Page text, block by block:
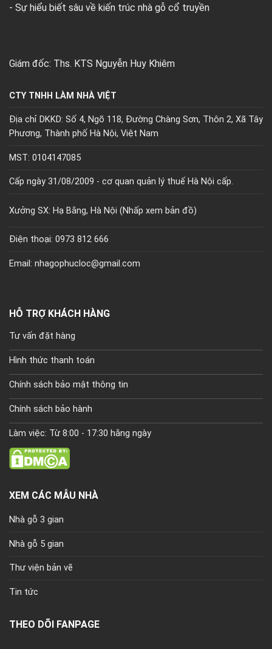
- Sự hiểu biết sâu về kiến trúc nhà gỗ cổ truyền
Giám đốc: Ths. KTS Nguyễn Huy Khiêm
CTY TNHH LÀM NHÀ VIỆT
Địa chỉ DKKD: Số 4, Ngõ 118, Đường Chàng Sơn, Thôn 2, Xã Tây
Phương, Thành phố Hà Nội, Việt Nam
MST: 0104147085
Cấp ngày 31/08/2009 - cơ quan quản lý thuế Hà Nội cấp.
Xưởng SX: Hạ Bằng, Hà Nội (Nhấp xem bản đồ)
Điện thoại: 0973 812 666
Email: nhagophucloc@gmail.com
HỖ TRỢ KHÁCH HÀNG
Tư vấn đặt hàng
Hình thức thanh toán
Chính sách bảo mật thông tin
Chính sách bảo hành
Làm việc: Từ 8:00 - 17:30 hằng ngày
XEM CÁC MẪU NHÀ
Nhà gỗ 3 gian
Nhà gỗ 5 gian
Thư viện bản vẽ
Tin tức
THEO DÕI FANPAGE